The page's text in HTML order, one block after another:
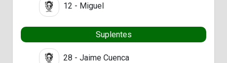
12 - Miguel
Suplentes
28 - Jaime Cuenca